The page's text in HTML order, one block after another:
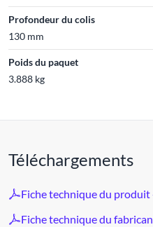
Profondeur du colis
130 mm
Poids du paquet
3.888 kg
Téléchargements
Fiche technique du produit
Fiche technique du